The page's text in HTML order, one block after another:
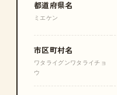
都道府県名
ミエケン
市区町村名
ワタライグンワタライチョ
ウ